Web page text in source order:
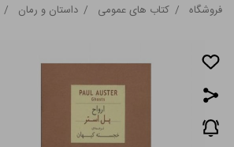
فروشگاه / کتاب های عمومی / داستان و رمان /